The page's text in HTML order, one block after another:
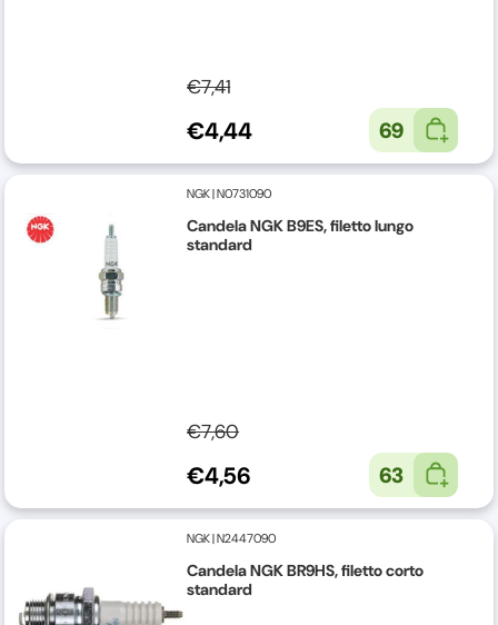
€7,41
€4,44 69
NGK|N0731090
Candela NGK B9ES, filetto lungo
standard
€7,60
€4,56 63
NGK|N2447090
Candela NGK BR9HS, filetto corto
standard